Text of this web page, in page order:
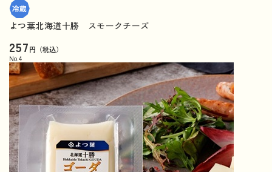
よつ葉北海道十勝 スモークチーズ
257円（税込）
No. 4